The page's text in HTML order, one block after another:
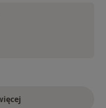
powyżej